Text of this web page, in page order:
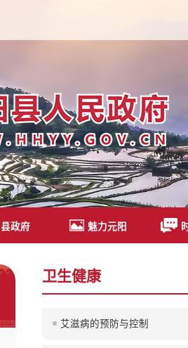
县政府 魅力元阳
卫生健康
艾滋病的预防与控制